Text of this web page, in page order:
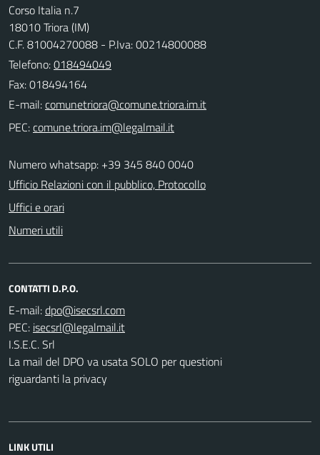
Corso Italia n.7
18010 Triora (IM)
C.F. 81004270088 - P.Iva: 00214800088
Telefono:018494049
Fax: 018494164
E-mail:
PEC:
Numero whatsapp: +39 345 840 0040
Ufficio Relazioni con il pubblico, Protocollo
Uffici e orari
Numeri utili
CONTATTI D.P.O.
E-mail:
PEC:
I.S.E.C. Srl
La mail del DPO va usata SOLO per questioni
riguardanti la privacy
LINK UTILI